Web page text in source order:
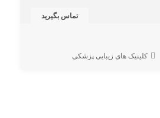
تماس بگیرید
کلینیک های زیبایی پزشکی